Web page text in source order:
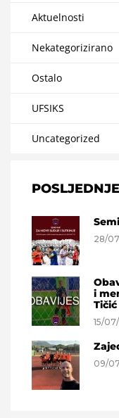
Aktuelnosti
Nekategorizirano
Ostalo
UFSIKS
Uncategorized
28/
i
Tičić
15/
09/